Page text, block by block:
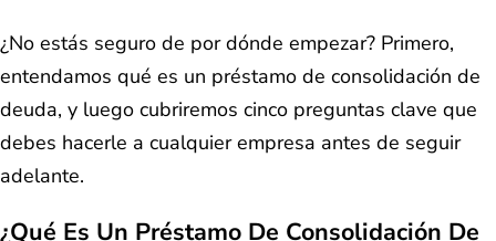
¿No estás seguro de por dónde empezar? Primero,
entendamos qué es un préstamo de consolidación de
deuda, y luego cubriremos cinco preguntas clave que
debes hacerle a cualquier empresa antes de seguir
adelante.
¿Qué Es Un Préstamo De Consolidación De